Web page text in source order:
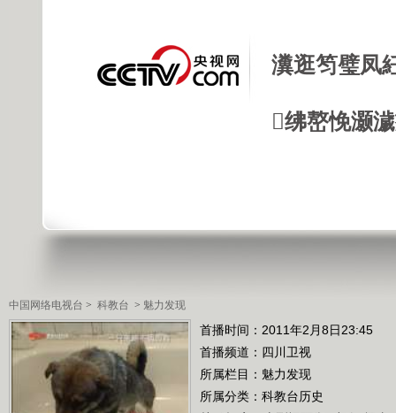
瀵逛笉璧凤
绋嶅悗灏
中国网络电视台 > 科教台 > 魅力发现
首播时间：2011年2月8日23:45
首播频道： 四川卫视
所属栏目： 魅力发现
所属分类：科教台历史